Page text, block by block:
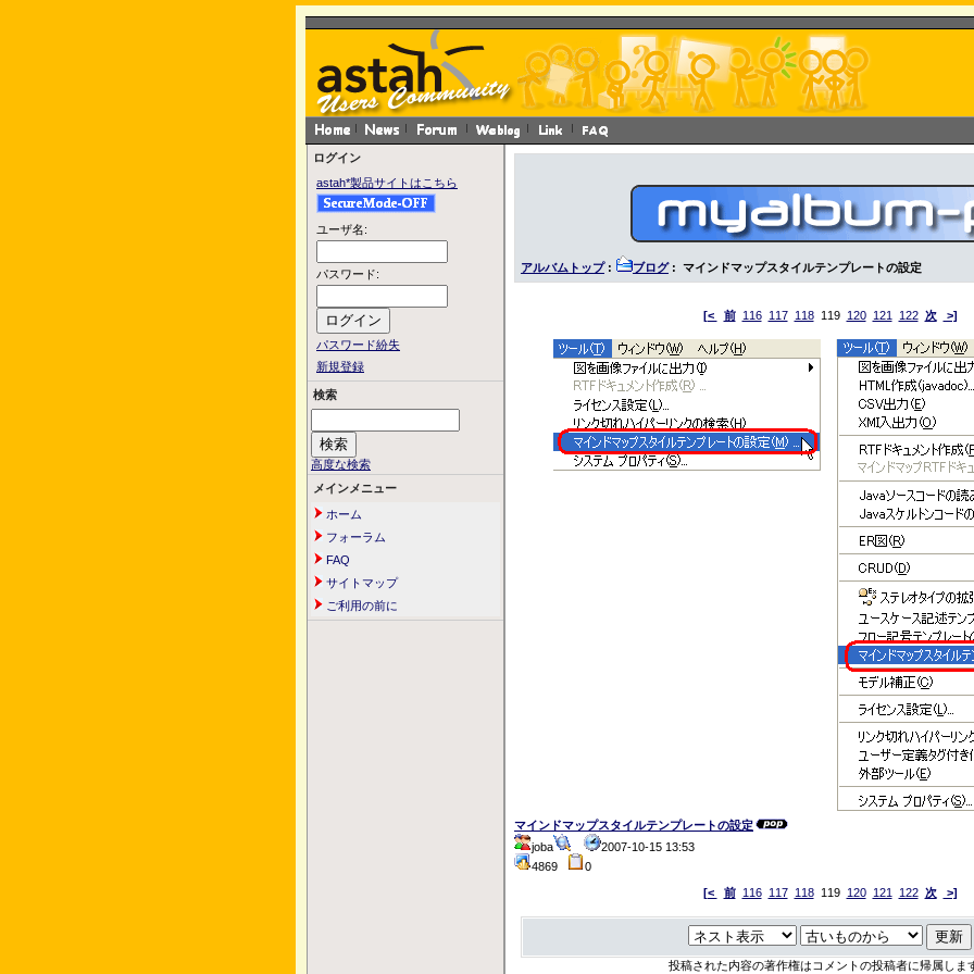
ログイン
astah*製品サイトはこちら
ユーザ名:
パスワード:
パスワード紛失
新規登録
検索
高度な検索
メインメニュー
ホーム
フォーラム
FAQ
サイトマップ
ご利用の前に
アルバムトップ: ブログ: マインドマップスタイルテンプレートの設定
[< 前 116 117 118119 120 121 122 次 >]
マインドマップスタイルテンプレートの設定
joba
2007-10-15 13:53
4869
0
[<
前 116 117 118119 120 121 122 次 >]
投稿された内容の著作権はコメントの投稿者に帰属しま